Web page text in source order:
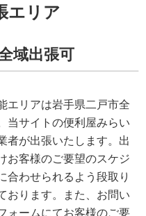
エリア
域出張可
エリアは岩手県二戸市全
当サイトの便利屋みらい
者が出張いたします。出
お客様のご要望のスケジ
合わせられるよう段取り
おります。また、お問い
ォームにてお客様のご要